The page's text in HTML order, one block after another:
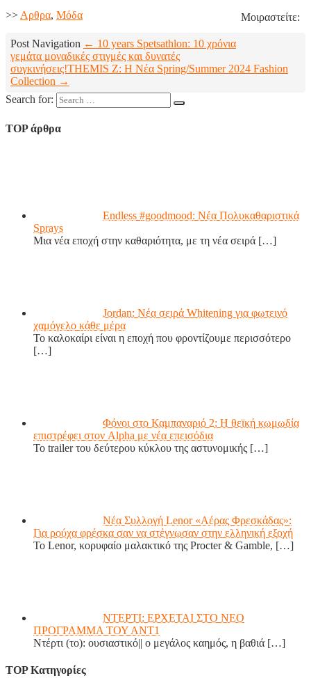
Μοιραστείτε:
>> Aρθρα, Μόδα
Post Navigation ← 10 years Spetsathlon: 10 χρόνια
γεμάτα μοναδικές στιγμές και δυνατές
συγκινήσεις!THEMIS Z: Η Νέα Spring/Summer 2024 Fashion
Collection →
Search for:
TOP άρθρα
Endless #goodmood: Νέα Πολυκαθαριστικά
Sprays
Μια νέα εποχή στην καθαριότητα, με τη νέα σειρά […]
Jordan: Νέα σειρά Whitening για φωτεινό
χαμόγελο κάθε μέρα
Το καλοκαίρι είναι η εποχή που φροντίζουμε περισσότερο
[…]
Φόνοι στο Καμπαναριό 2: Η θεϊκή κωμωδία
επιστρέφει στον Alpha με νέα επεισόδια
Το trailer του δεύτερου κύκλου της αστυνομικής […]
Νέα Συλλογή Lenor «Αέρας Φρεσκάδας»:
Για ρούχα φρέσκα σαν να στέγνωσαν στην ελληνική εξοχή
Το Lenor, κορυφαίο μαλακτικό της Procter & Gamble, […]
ΝΤΕΡΤΙ: ΕΡΧΕΤΑΙ ΣΤΟ ΝΕΟ
ΠΡΟΓΡΑΜΜΑ ΤΟΥ ΑΝΤ1
Ντέρτι (το): ουσιαστικό|| ο μεγάλος καημός, η βαθιά […]
TOP Κατηγορίες